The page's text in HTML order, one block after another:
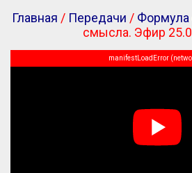
Главная / Передачи /
смысла. Эфир
manifestLoadError